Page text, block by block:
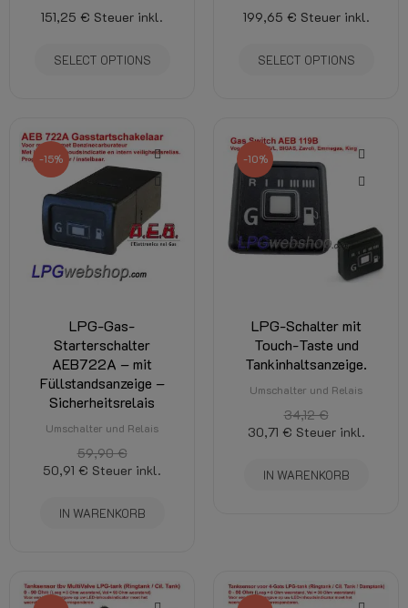
151,25 € Steuer inkl.
SELECT OPTIONS
199,65 € Steuer inkl.
SELECT OPTIONS
-15%
LPG-Gas-
Starterschalter
AEB722A – mit
Füllstandsanzeige –
Sicherheitsrelais
Umschalter und Relais
59,90 €
50,91 € Steuer inkl.
IN WARENKORB
-10%
LPG-Schalter mit
Touch-Taste und
Tankinhaltsanzeige.
Umschalter und Relais
34,12 €
30,71 € Steuer inkl.
IN WARENKORB